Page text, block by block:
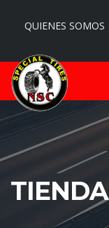
QUIENES SOMOS
TIENDA